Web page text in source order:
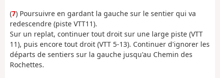
(7) Poursuivre en gardant la gauche sur le sentier qui va
redescendre (piste VTT11).
Sur un replat, continuer tout droit sur une large piste (VTT
11), puis encore tout droit (VTT 5-13). Continuer d'ignorer les
départs de sentiers sur la gauche jusqu'au Chemin des
Rochettes.